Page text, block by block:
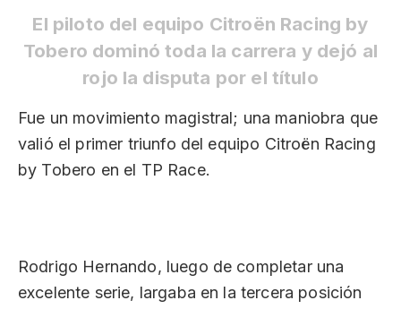
El piloto del equipo Citroën Racing by
Tobero dominó toda la carrera y dejó al
rojo la disputa por el título
Fue un movimiento magistral; una maniobra que
valió el primer triunfo del equipo Citroën Racing
by Tobero en el TP Race.
Rodrigo Hernando, luego de completar una
excelente serie, largaba en la tercera posición